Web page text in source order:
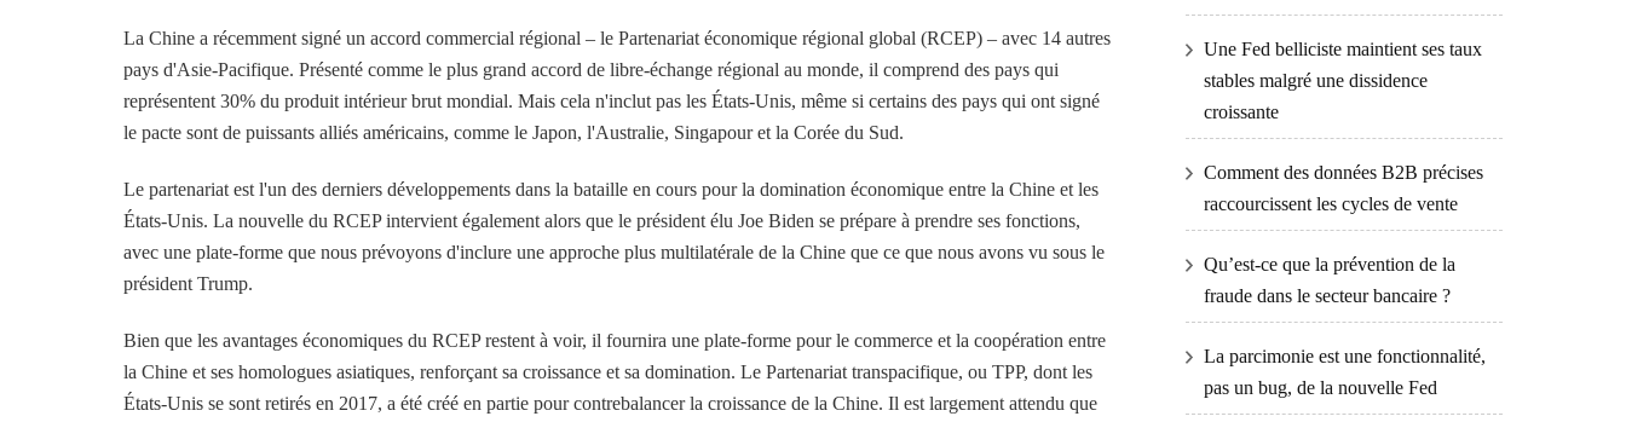
La Chine a récemment signé un accord commercial régional – le Partenariat économique régional global (RCEP) – avec 14 autres
pays d'Asie-Pacifique. Présenté comme le plus grand accord de libre-échange régional au monde, il comprend des pays qui
représentent 30% du produit intérieur brut mondial. Mais cela n'inclut pas les États-Unis, même si certains des pays qui ont signé
le pacte sont de puissants alliés américains, comme le Japon, l'Australie, Singapour et la Corée du Sud.
Le partenariat est l'un des derniers développements dans la bataille en cours pour la domination économique entre la Chine et les
États-Unis. La nouvelle du RCEP intervient également alors que le président élu Joe Biden se prépare à prendre ses fonctions,
avec une plate-forme que nous prévoyons d'inclure une approche plus multilatérale de la Chine que ce que nous avons vu sous le
président Trump.
Bien que les avantages économiques du RCEP restent à voir, il fournira une plate-forme pour le commerce et la coopération entre
la Chine et ses homologues asiatiques, renforçant sa croissance et sa domination. Le Partenariat transpacifique, ou TPP, dont les
États-Unis se sont retirés en 2017, a été créé en partie pour contrebalancer la croissance de la Chine. Il est largement attendu que
Une Fed belliciste maintient ses taux
stables malgré une dissidence
croissante
Comment des données B2B précises
raccourcissent les cycles de vente
Qu’est-ce que la prévention de la
fraude dans le secteur bancaire ?
La parcimonie est une fonctionnalité,
pas un bug, de la nouvelle Fed